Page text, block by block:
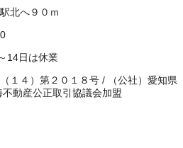
北へ９０ｍ
14日は休業
１４）第２０１８号 /
（公社）愛知県
不動産公正取引協議会加盟